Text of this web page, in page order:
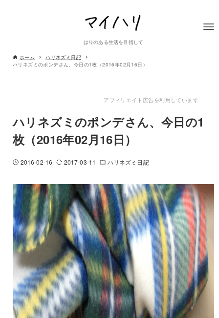
はりのある生活を目指して
ホーム
ハリネズミ日記
ハリネズミのポンデさん、今日の1枚（2016年02月16日）
アフィリエイト広告を利用しています
ハリネズミのポンデさん、今日の1
枚（2016年02月16日）
2016-02-16 2017-03-11 ハリネズミ日記